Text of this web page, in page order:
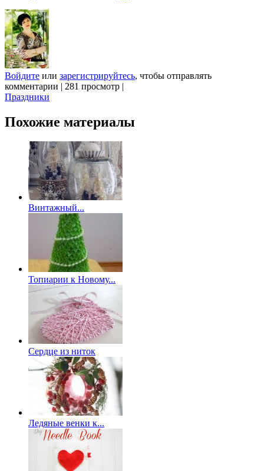
Войдите или зарегистрируйтесь, чтобы отправлять
комментарии | 281 просмотр |
Праздники
Похожие материалы
Винтажный...
Топиарии к Новому...
Сердце из ниток
Ледяные венки к...